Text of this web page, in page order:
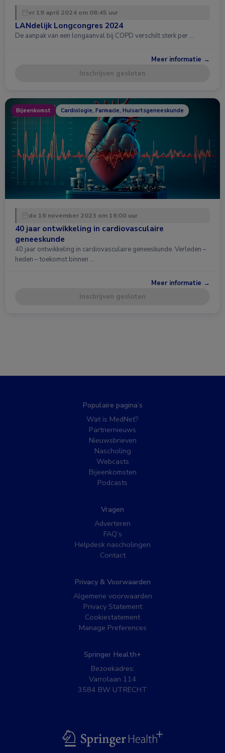
vr 19 april 2024 om 08:45 uur
LANdelijk Longcongres 2024
De aanpak van een longaanval bij COPD verschilt sterk per …
Meer informatie →
Inschrijven gesloten
Bijeenkomst Cardiologie, Farmacie, Huisartsgeneeskunde
do 16 november 2023 om 16:00 uur
40 jaar ontwikkeling in cardiovasculaire
geneeskunde
40 jaar ontwikkeling in cardiovasculaire geneeskunde. Verleden –
heden – toekomst binnen …
Meer informatie →
Inschrijven gesloten
Populaire pagina’s
Wat is MedNet?
Partnernieuws
Nieuwsbrieven
Nascholing
Webcasts
Bijeenkomsten
Podcasts
Vragen
Adverteren
FAQ’s
Helpdesk nascholingen
Contact
Privacy & Voorwaarden
Algemene voorwaarden
Privacy Statement
Cookiestatement
Manage Preferences
Springer Health+
Bezoekadres:
Varrolaan 114
3584 BW UTRECHT
BSL